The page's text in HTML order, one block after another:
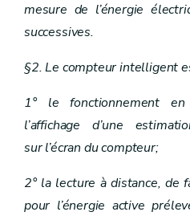
mesure de l’énergie
successives.
§2. Le compteur intelligent
1° le fonctionnement
l’affichage d’une
sur l’écran du compteur;
2° la lecture à distance, de
pour l’énergie active